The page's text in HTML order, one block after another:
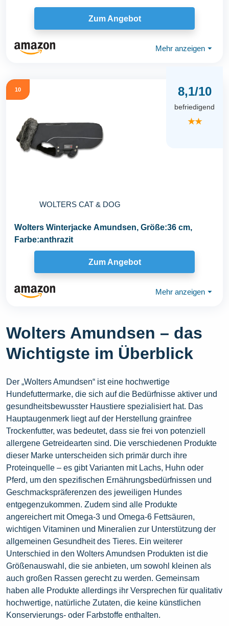
Zum Angebot
Mehr anzeigen ⏷
10
WOLTERS CAT & DOG
8,1/10
befriedigend
★★
Wolters Winterjacke Amundsen, Größe:36 cm,
Farbe:anthrazit
Zum Angebot
Mehr anzeigen ⏷
Wolters Amundsen – das
Wichtigste im Überblick
Der „Wolters Amundsen“ ist eine hochwertige
Hundefuttermarke, die sich auf die Bedürfnisse aktiver und
gesundheitsbewusster Haustiere spezialisiert hat. Das
Hauptaugenmerk liegt auf der Herstellung grainfree
Trockenfutter, was bedeutet, dass sie frei von potenziell
allergene Getreidearten sind. Die verschiedenen Produkte
dieser Marke unterscheiden sich primär durch ihre
Proteinquelle – es gibt Varianten mit Lachs, Huhn oder
Pferd, um den spezifischen Ernährungsbedürfnissen und
Geschmackspräferenzen des jeweiligen Hundes
entgegenzukommen. Zudem sind alle Produkte
angereichert mit Omega-3 und Omega-6 Fettsäuren,
wichtigen Vitaminen und Mineralien zur Unterstützung der
allgemeinen Gesundheit des Tieres. Ein weiterer
Unterschied in den Wolters Amundsen Produkten ist die
Größenauswahl, die sie anbieten, um sowohl kleinen als
auch großen Rassen gerecht zu werden. Gemeinsam
haben alle Produkte allerdings ihr Versprechen für qualitativ
hochwertige, natürliche Zutaten, die keine künstlichen
Konservierungs- oder Farbstoffe enthalten.